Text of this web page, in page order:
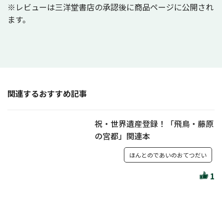
※レビューは三洋堂書店の承認後に商品ページに公開され
ます。
関連するおすすめ記事
祝・世界遺産登録！「飛鳥・藤原
の宮都」関連本
ほんとのであいのおてつだい
1